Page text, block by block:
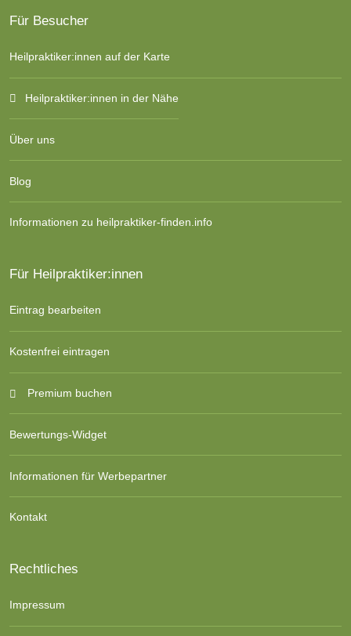
Für Besucher
Heilpraktiker:innen auf der Karte
Heilpraktiker:innen in der Nähe
Über uns
Blog
Informationen zu heilpraktiker-finden.info
Für Heilpraktiker:innen
Eintrag bearbeiten
Kostenfrei eintragen
Premium buchen
Bewertungs-Widget
Informationen für Werbepartner
Kontakt
Rechtliches
Impressum